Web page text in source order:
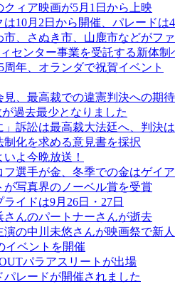
ィア映画が5月1日から上映
10月2日から開催、パレードは4
、さぬき市、山鹿市などがフ
センター事業を受託する新体制
年、オランダで祝賀イベント
見、最高裁での違憲判決への期
過去最少となりました
」訴訟は最高裁大法廷へ、判決
化を求める意見書を採択
よ今晩放送！
フ選手が金、冬季での金はゲイ
写真界のノーベル賞を受賞
イドは9月26日・27日
んのパートナーさんが逝去
の中川未悠さんが映画祭で新
イベントを開催
パラアスリートが出場
レードが開催されました